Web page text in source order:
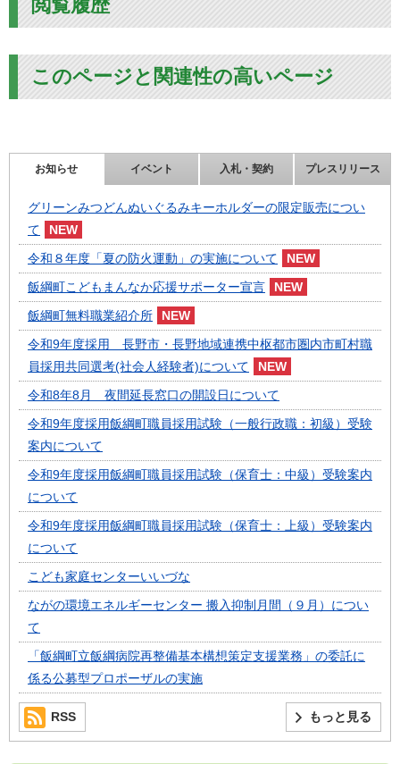
閲覧履歴
このページと関連性の高いページ
お知らせ イベント 入札・契約 プレスリリース
グリーンみつどんぬいぐるみキーホルダーの限定販売につい
て
令和８年度「夏の防火運動」の実施について
飯綱町こどもまんなか応援サポーター宣言
飯綱町無料職業紹介所
令和9年度採用 長野市・長野地域連携中枢都市圏内市町村職
員採用共同選考(社会人経験者)について
令和8年8月 夜間延長窓口の開設日について
令和9年度採用飯綱町職員採用試験（一般行政職：初級）受験
案内について
令和9年度採用飯綱町職員採用試験（保育士：中級）受験案内
について
令和9年度採用飯綱町職員採用試験（保育士：上級）受験案内
について
こども家庭センターいいづな
ながの環境エネルギーセンター 搬入抑制月間（９月）につい
て
「飯綱町立飯綱病院再整備基本構想策定支援業務」の委託に
係る公募型プロポーザルの実施
もっと見る
RSS